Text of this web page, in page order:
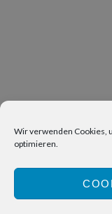
Wir verwenden Cookies,
optimieren.